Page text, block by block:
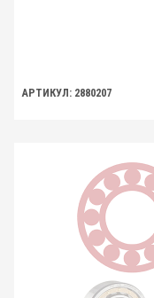
АРТИКУЛ: 2880207